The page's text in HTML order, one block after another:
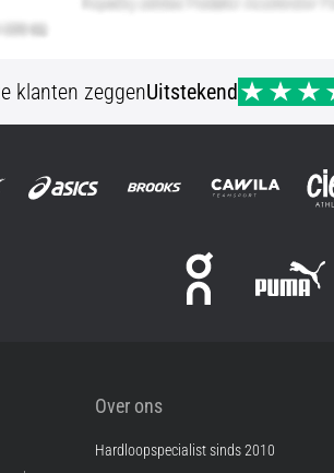
klanten zeggenUitstekend
Over ons
Hardloopspecialist sinds 2010